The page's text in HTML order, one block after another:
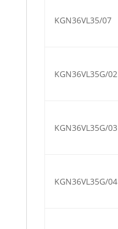
KGN36VL35/07
KGN36VL35G/02
KGN36VL35G/03
KGN36VL35G/04